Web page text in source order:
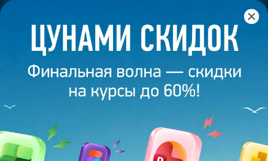
Главная /Банк слайдов / Презентация 126 – Разработана
студией Bonnie&Slide для KFC Футбал
ПРЕЗЕНТАЦИЯ 126 -
РАЗРАБОТАНА СТУДИЕЙ